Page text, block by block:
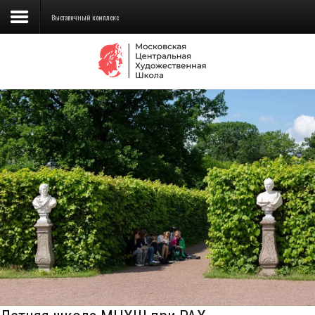
Сведения об образовательной
Школа
Училище
Детская Художественная школа
Поступающим
Подготовка
Образование
Доп. образование
Выставочный комплекс